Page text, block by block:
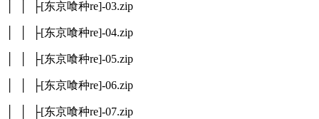
│ │ ├[东京喰种re]-03.zip
│ │ ├[东京喰种re]-04.zip
│ │ ├[东京喰种re]-05.zip
│ │ ├[东京喰种re]-06.zip
│ │ ├[东京喰种re]-07.zip